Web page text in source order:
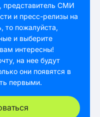
представитель СМИ
и пресс-релизы на
то пожалуйста,
и выберите
интересны!
на нее будут
они появятся в
первыми.